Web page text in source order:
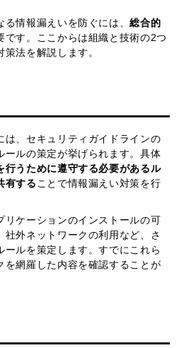
る情報漏えいを防ぐには、総合的
です。ここからは組織と技術の2つ
法を解説します。
は、セキュリティガイドラインの
ールの策定が挙げられます。具体
行うために遵守する必要があるル
有する ことで情報漏えい対策を行
リケーションのインストールの可
外ネットワークの利用など、さ
ールを策定します。すでにこれら
を網羅した内容を確認することが